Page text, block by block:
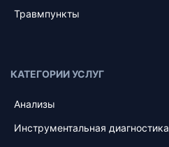
Травмпункты
КАТЕГОРИИ УСЛУГ
Анализы
Инструментальная диагностика